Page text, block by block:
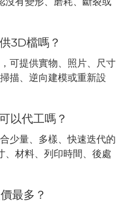
3D檔嗎？
可提供實物、照片、尺寸
描、逆向建模或重新設
以代工嗎？
少量、多樣、快速迭代的
、材料、列印時間、後處
最多？